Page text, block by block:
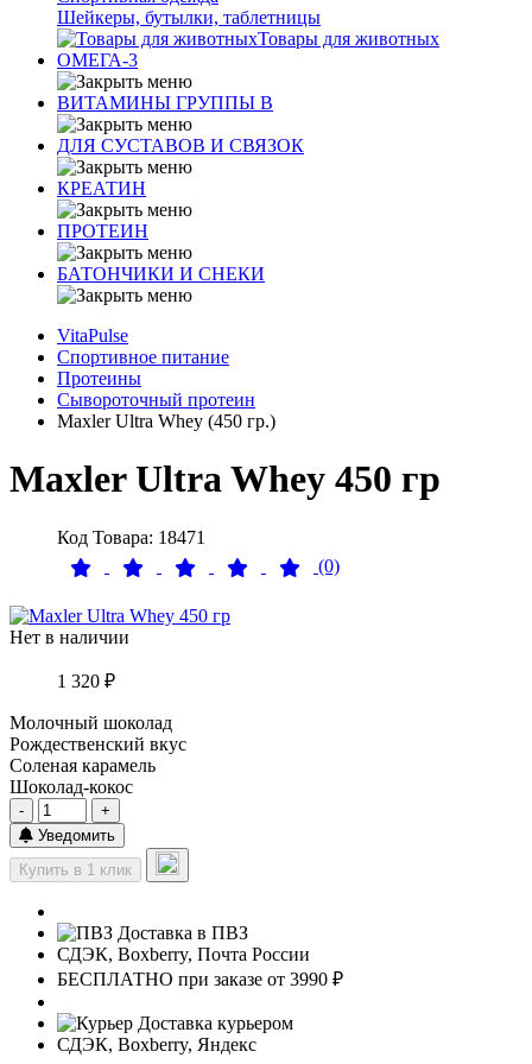
Шейкеры, бутылки, таблетницы
Товары для животных
ОМЕГА-3
ВИТАМИНЫ ГРУППЫ В
ДЛЯ СУСТАВОВ И СВЯЗОК
КРЕАТИН
ПРОТЕИН
БАТОНЧИКИ И СНЕКИ
VitaPulse
Спортивное питание
Протеины
Сывороточный протеин
Maxler Ultra Whey (450 гр.)
Maxler Ultra Whey 450 гр
Код Товара: 18471
(0)
Нет в наличии
1 320 ₽
Молочный шоколад
Рождественский вкус
Соленая карамель
Шоколад-кокос
-
+
Уведомить
Купить в 1 клик
Доставка в ПВЗ
СДЭК, Boxberry, Почта России
БЕСПЛАТНО при заказе от 3990 ₽
Доставка курьером
СДЭК, Boxberry, Яндекс